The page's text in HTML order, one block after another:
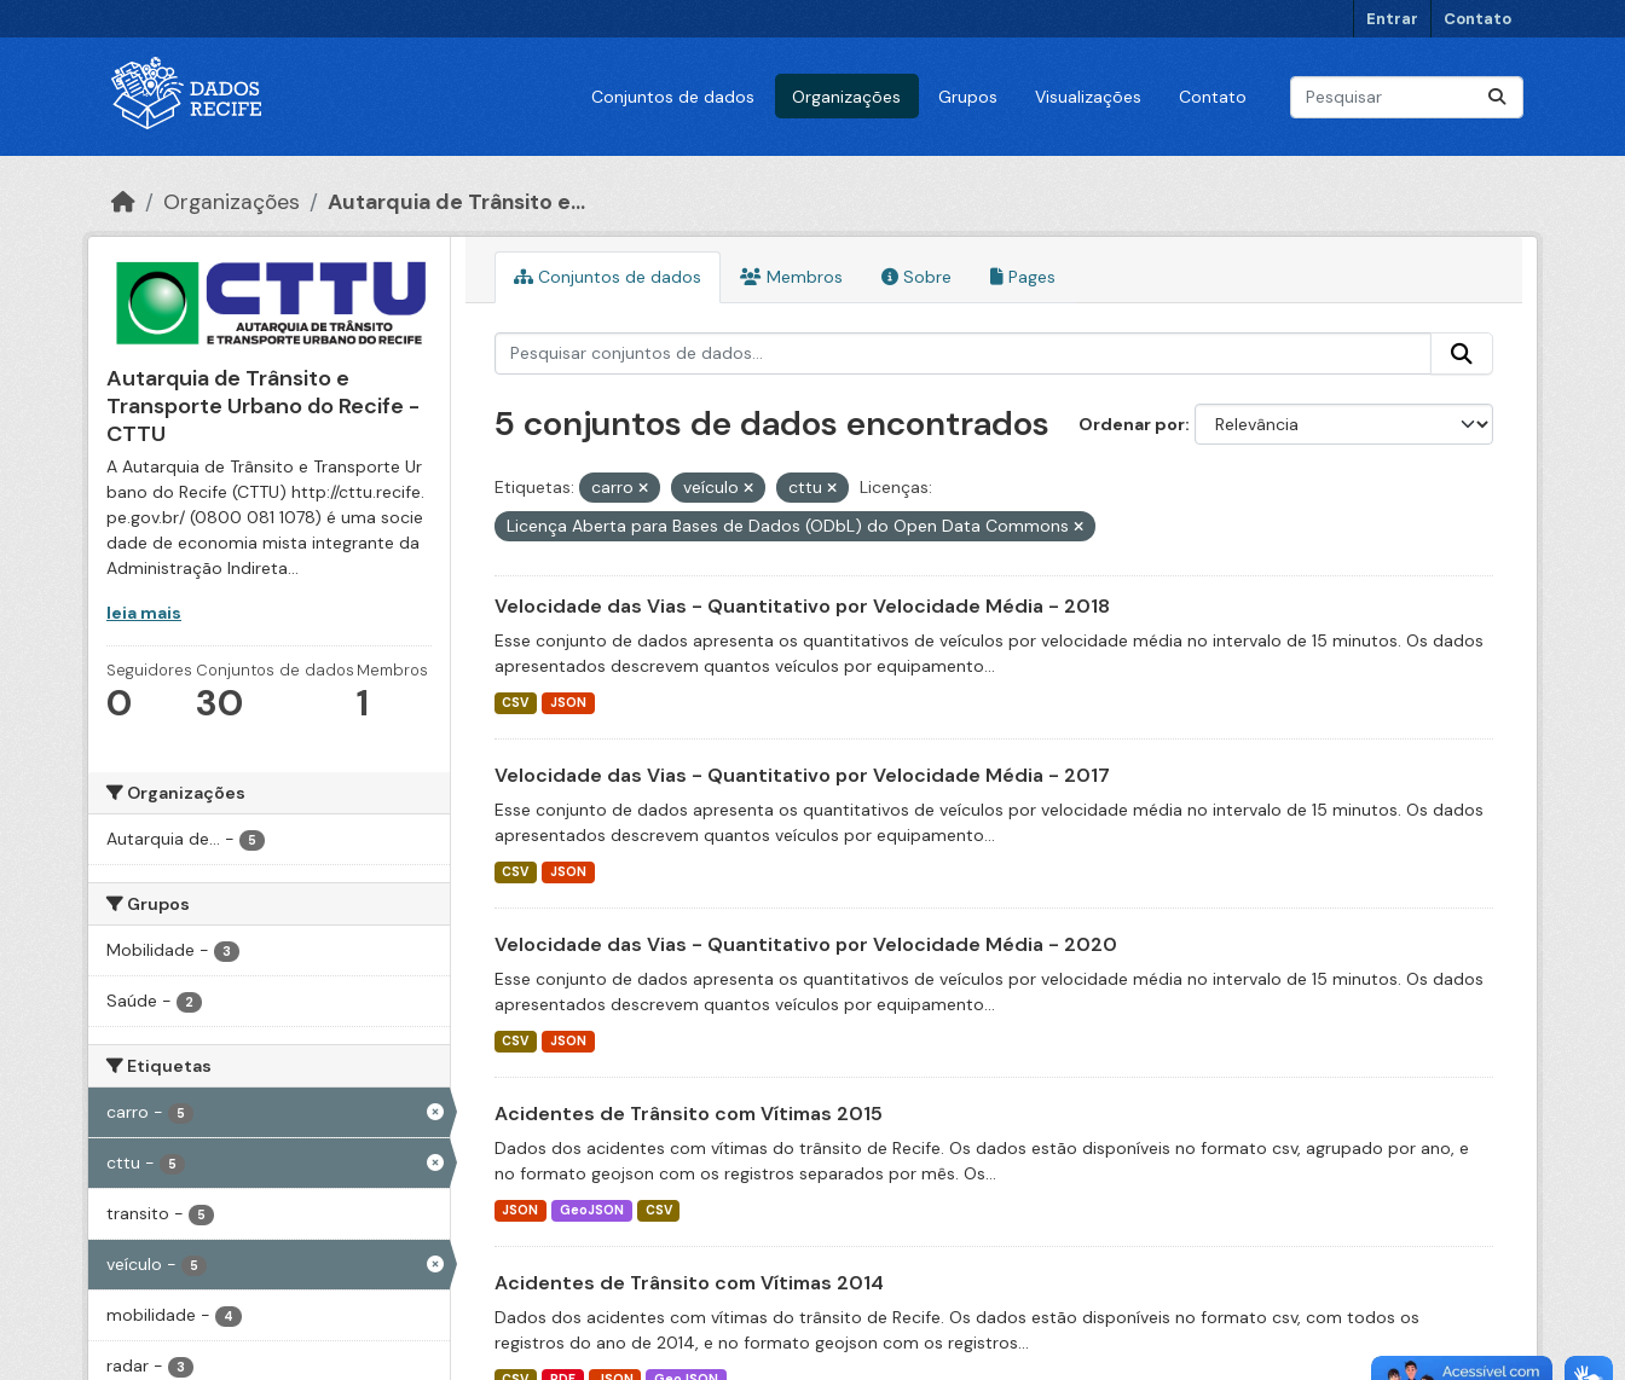
Entrar Contato
Conjuntos de dados Organizações Grupos Visualizações Contato
Organizações Autarquia de Trânsito e...
Autarquia de Trânsito e
Transporte Urbano do Recife -
CTTU
A Autarquia de Trânsito e Transporte Ur
bano do Recife (CTTU) http://cttu.recife.
pe.gov.br/ (0800 081 1078) é uma socie
dade de economia mista integrante da
Administração Indireta...
leia mais
Seguidores
0
Conjuntos de dados
30
Membros
1
Organizações
Autarquia de... - 5
Grupos
Mobilidade - 3
Saúde - 2
Etiquetas
carro - 5
cttu - 5
transito - 5
veículo - 5
mobilidade - 4
radar - 3
Conjuntos de dados Membros Sobre Pages
Ordenar por
5 conjuntos de dados encontrados
Etiquetas: carro veículo cttu
Licenças:
Licença Aberta para Bases de Dados (ODbL) do Open Data Commons
Velocidade das Vias - Quantitativo por Velocidade Média - 2018
Esse conjunto de dados apresenta os quantitativos de veículos por velocidade média no intervalo de 15 minutos. Os dados
apresentados descrevem quantos veículos por equipamento...
CSV JSON
Velocidade das Vias - Quantitativo por Velocidade Média - 2017
Esse conjunto de dados apresenta os quantitativos de veículos por velocidade média no intervalo de 15 minutos. Os dados
apresentados descrevem quantos veículos por equipamento...
CSV JSON
Velocidade das Vias - Quantitativo por Velocidade Média - 2020
Esse conjunto de dados apresenta os quantitativos de veículos por velocidade média no intervalo de 15 minutos. Os dados
apresentados descrevem quantos veículos por equipamento...
CSV JSON
Acidentes de Trânsito com Vítimas 2015
Dados dos acidentes com vítimas do trânsito de Recife. Os dados estão disponíveis no formato csv, agrupado por ano, e
no formato geojson com os registros separados por mês. Os...
JSON GeoJSON CSV
Acidentes de Trânsito com Vítimas 2014
Dados dos acidentes com vítimas do trânsito de Recife. Os dados estão disponíveis no formato csv, com todos os
registros do ano de 2014, e no formato geojson com os registros...